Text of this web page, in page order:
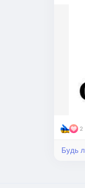
2
Будь